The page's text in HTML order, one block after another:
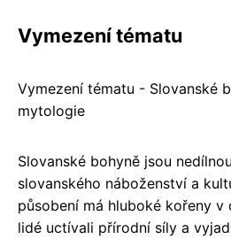
Vymezení tématu
Vymezení tématu - Slovanské
mytologie
Slovanské bohyně jsou
slovanského náboženství a
působení má hluboké kořeny v
lidé uctívali přírodní síly a